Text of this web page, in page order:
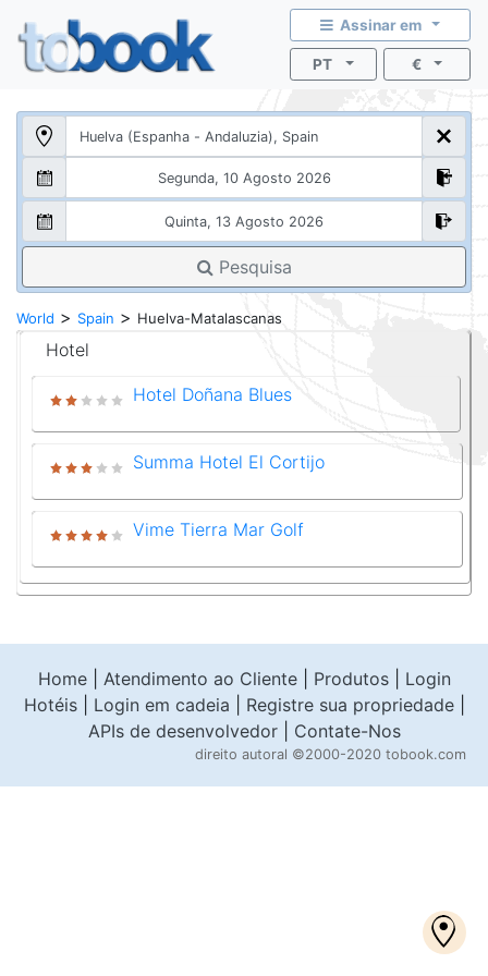
Assinar em
PT €
Pesquisa
World > Spain > Huelva-Matalascanas
Hotel
Hotel Doñana Blues
Summa Hotel El Cortijo
Vime Tierra Mar Golf
Home| Atendimento ao Cliente| Produtos| Login
Hotéis| Login em cadeia Registre sua propriedade|
APIs de desenvolvedor| Contate-Nos
direito autoral ©2000-2020 tobook.com